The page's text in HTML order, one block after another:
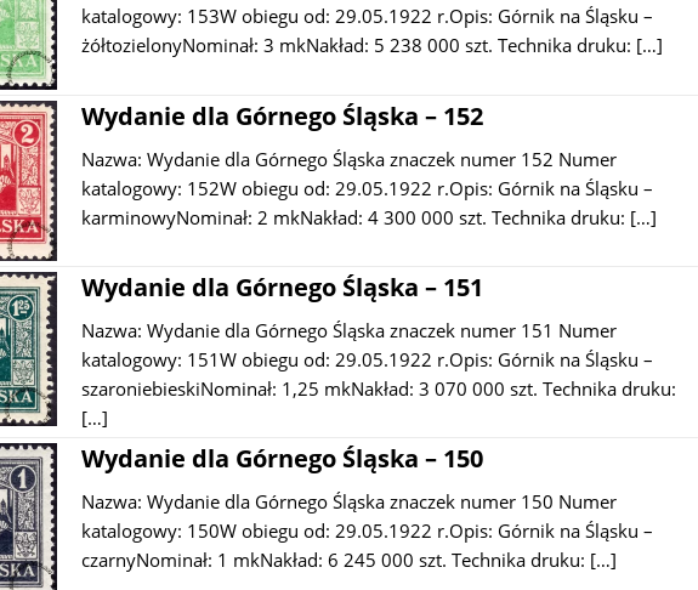
katalogowy: 153W obiegu od: 29.05.1922 r.Opis: Górnik na Śląsku –
żółtozielonyNominał: 3 mkNakład: 5 238 000 szt. Technika druku: […]
Wydanie dla Górnego Śląska – 152
Nazwa: Wydanie dla Górnego Śląska znaczek numer 152 Numer
katalogowy: 152W obiegu od: 29.05.1922 r.Opis: Górnik na Śląsku –
karminowyNominał: 2 mkNakład: 4 300 000 szt. Technika druku: […]
Wydanie dla Górnego Śląska – 151
Nazwa: Wydanie dla Górnego Śląska znaczek numer 151 Numer
katalogowy: 151W obiegu od: 29.05.1922 r.Opis: Górnik na Śląsku –
szaroniebieskiNominał: 1,25 mkNakład: 3 070 000 szt. Technika druku:
[…]
Wydanie dla Górnego Śląska – 150
Nazwa: Wydanie dla Górnego Śląska znaczek numer 150 Numer
katalogowy: 150W obiegu od: 29.05.1922 r.Opis: Górnik na Śląsku –
czarnyNominał: 1 mkNakład: 6 245 000 szt. Technika druku: […]